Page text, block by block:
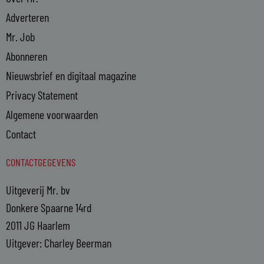
Adverteren
Mr. Job
Abonneren
Nieuwsbrief en digitaal magazine
Privacy Statement
Algemene voorwaarden
Contact
CONTACTGEGEVENS
Uitgeverij Mr. bv
Donkere Spaarne 14rd
2011 JG Haarlem
Uitgever: Charley Beerman